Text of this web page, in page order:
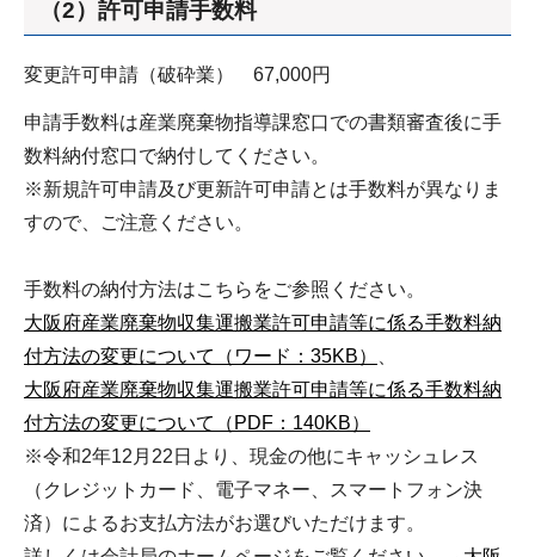
（2）許可申請手数料
変更許可申請（破砕業） 67,000円
申請手数料は産業廃棄物指導課窓口での書類審査後に手
数料納付窓口で納付してください。
※新規許可申請及び更新許可申請とは手数料が異なりま
すので、ご注意ください。
手数料の納付方法はこちらをご参照ください。
大阪府産業廃棄物収集運搬業許可申請等に係る手数料納
付方法の変更について（ワード：35KB）
、
大阪府産業廃棄物収集運搬業許可申請等に係る手数料納
付方法の変更について（PDF：140KB）
※令和2年12月22日より、現金の他にキャッシュレス
（クレジットカード、電子マネー、スマートフォン決
済）によるお支払方法がお選びいただけます。